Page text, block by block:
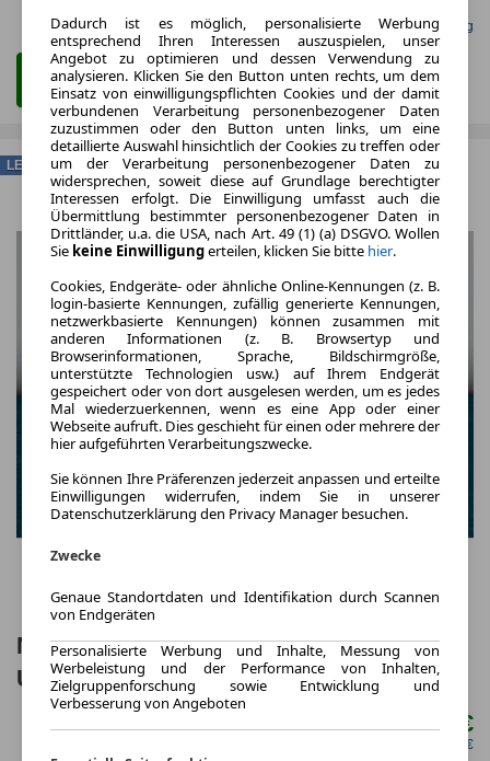
Gefunden auf mobile.de Leasing
Zum Leasing Angebot
MINI Cooper Countryman Head-
Up+AHK+Navi UPE: 55.110€
ab mtl.589,00 €
netto mtl. 494,96 €
LEASING
Dadurch ist es möglich, personalisierte Werbung
entsprechend Ihren Interessen auszuspielen, unser
Angebot zu optimieren und dessen Verwendung zu
analysieren. Klicken Sie den Button unten rechts, um dem
Einsatz von einwilligungspflichten Cookies und der damit
verbundenen Verarbeitung personenbezogener Daten
zuzustimmen oder den Button unten links, um eine
detaillierte Auswahl hinsichtlich der Cookies zu treffen oder
um der Verarbeitung personenbezogener Daten zu
widersprechen, soweit diese auf Grundlage berechtigter
Interessen erfolgt. Die Einwilligung umfasst auch die
Übermittlung bestimmter personenbezogener Daten in
Drittländer, u.a. die USA, nach Art. 49 (1) (a) DSGVO. Wollen
Sie keine Einwilligungerteilen, klicken Sie bitte hier.
Cookies, Endgeräte- oder ähnliche Online-Kennungen (z. B.
login-basierte Kennungen, zufällig generierte Kennungen,
netzwerkbasierte Kennungen) können zusammen mit
anderen Informationen (z. B. Browsertyp und
Browserinformationen, Sprache, Bildschirmgröße,
unterstützte Technologien usw.) auf Ihrem Endgerät
gespeichert oder von dort ausgelesen werden, um es jedes
Mal wiederzuerkennen, wenn es eine App oder einer
Webseite aufruft. Dies geschieht für einen oder mehrere der
hier aufgeführten Verarbeitungszwecke.
Sie können Ihre Präferenzen jederzeit anpassen und erteilte
Einwilligungen widerrufen, indem Sie in unserer
Datenschutzerklärung den Privacy Manager besuchen.
Zwecke
Genaue Standortdaten und Identifikation durch Scannen
von Endgeräten
Personalisierte Werbung und Inhalte, Messung von
Werbeleistung und der Performance von Inhalten,
Zielgruppenforschung sowie Entwicklung und
Verbesserung von Angeboten